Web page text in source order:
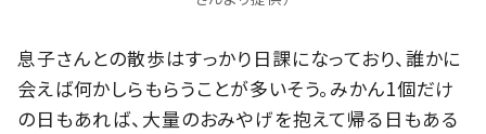
息子さんとの散歩はすっかり日課になっており、誰かに
会えば何かしらもらうことが多いそう。みかん1個だけ
の日もあれば、大量のおみやげを抱えて帰る日もある